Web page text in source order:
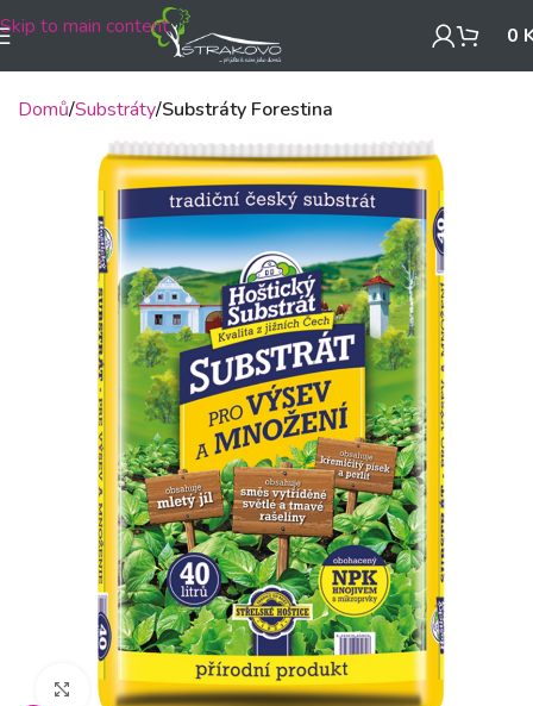
Skip to main content 0
Domů Substráty Substráty Forestina
Klikněte pro zvětšení